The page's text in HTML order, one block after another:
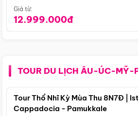
Giá từ:
12.999.000đ
TOUR DU LỊCH ÂU-ÚC-MỸ-
Tour Thổ Nhĩ Kỳ Mùa Thu 8N7Đ |
Cappadocia - Pamukkale